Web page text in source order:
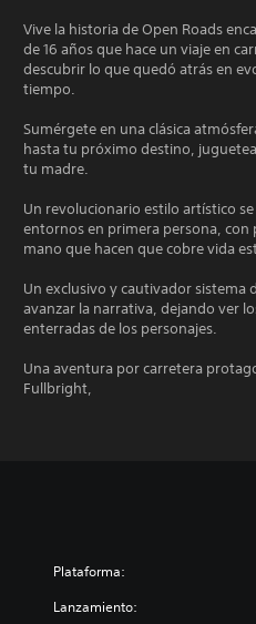
Vive la historia de Open Roads
de 16 años que hace un viaje en
descubrir lo que quedó atrás en
tiempo.
Sumérgete en una clásica
hasta tu próximo destino,
tu madre.
Un revolucionario estilo artístico
entornos en primera persona, con
mano que hacen que cobre vida
Un exclusivo y cautivador sistema
avanzar la narrativa, dejando ver
enterradas de los personajes.
Una aventura por carretera
Fullbright,
Plataforma:
Lanzamiento: